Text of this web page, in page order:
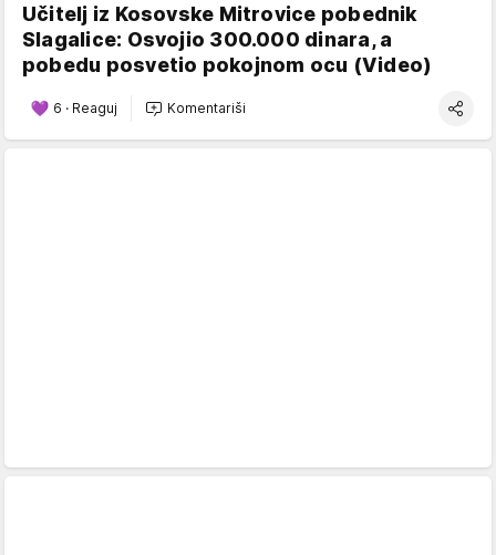
Učitelj iz Kosovske Mitrovice pobednik
Slagalice: Osvojio 300.000 dinara, a
pobedu posvetio pokojnom ocu (Video)
6 · Reaguj Komentariši